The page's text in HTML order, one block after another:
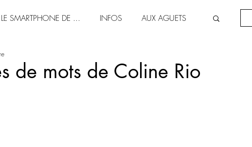
SMARTPHONE DE ... INFOS AUX AGUETS
2019
de mots de Coline Rio